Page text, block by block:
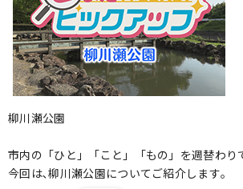
柳川瀬公園
市内の「ひと」「こと」「もの」を週替わり
今回は､柳川瀬公園についてご紹介します｡